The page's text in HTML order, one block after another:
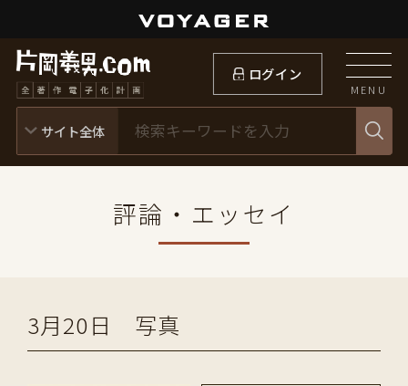
ログイン
MENU
評論・エッセイ
3月20日 写真